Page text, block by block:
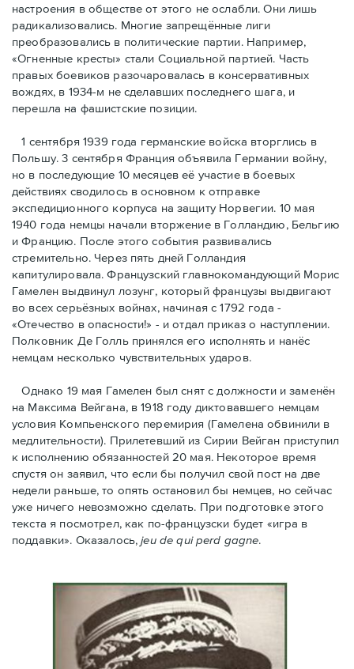
настроения в обществе от этого не ослабли. Они лишь
радикализовались. Многие запрещённые лиги
преобразовались в политические партии. Например,
«Огненные кресты» стали Социальной партией. Часть
правых боевиков разочаровалась в консервативных
вождях, в 1934-м не сделавших последнего шага, и
перешла на фашистские позиции.
1 сентября 1939 года германские войска вторглись в
Польшу. 3 сентября Франция объявила Германии войну,
но в последующие 10 месяцев её участие в боевых
действиях сводилось в основном к отправке
экспедиционного корпуса на защиту Норвегии. 10 мая
1940 года немцы начали вторжение в Голландию, Бельгию
и Францию. После этого события развивались
стремительно. Через пять дней Голландия
капитулировала. Французский главнокомандующий Морис
Гамелен выдвинул лозунг, который французы выдвигают
во всех серьёзных войнах, начиная с 1792 года -
«Отечество в опасности!» - и отдал приказ о наступлении.
Полковник Дe Голль принялся его исполнять и нанёс
немцам несколько чувствительных ударов.
Однако 19 мая Гамелен был снят с должности и заменён
на Максима Вейгана, в 1918 году диктовавшего немцам
условия Компьенского перемирия (Гамелена обвинили в
медлительности). Прилетевший из Сирии Вейган приступил
к исполнению обязанностей 20 мая. Hекоторое время
спустя oн заявил, что если бы получил свой пост на две
недели раньше, то опять остановил бы немцев, но сейчас
уже ничего невозможно сделать. При подготовке этого
текста я посмотрел, как по-французски будет «игра в
поддавки». Оказалось,jeu de qui perd gagne.